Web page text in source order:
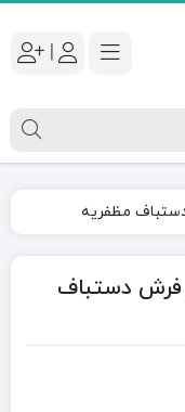
|
مظفریه
فرش دستباف